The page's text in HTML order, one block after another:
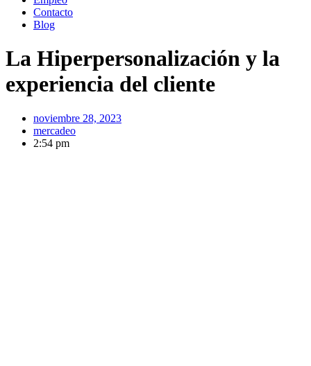
Contacto
Blog
La Hiperpersonalización y la
experiencia del cliente
noviembre 28, 2023
mercadeo
2:54 pm